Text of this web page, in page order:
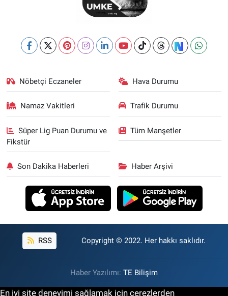
Nöbetçi Eczaneler Hava Durumu
Namaz Vakitleri Trafik Durumu
Süper Lig Puan Durumu ve
Fikstür
Tüm Manşetler
Son Dakika Haberleri Haber Arşivi
RSS Copyright © 2022. Her hakkı saklıdır.
Haber Yazılımı: TE Bilişim
En iyi site deneyimi sağlamak için çerezlerden